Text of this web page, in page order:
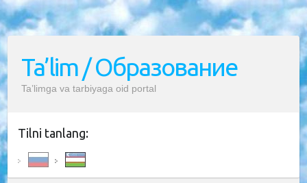
Ta’lim / Образование
Ta’limga va tarbiyaga oid portal
Tilni tanlang: